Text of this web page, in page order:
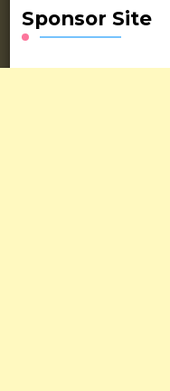
Sponsor Site